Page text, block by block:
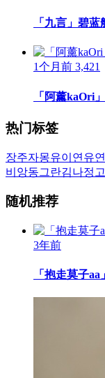
「九言」碧
1个月前 3,421
「阿薰kaOri
热门标签
장주자몽유이 연유
비앙동그란김나정
随机推荐
3年前
「抱走莫子